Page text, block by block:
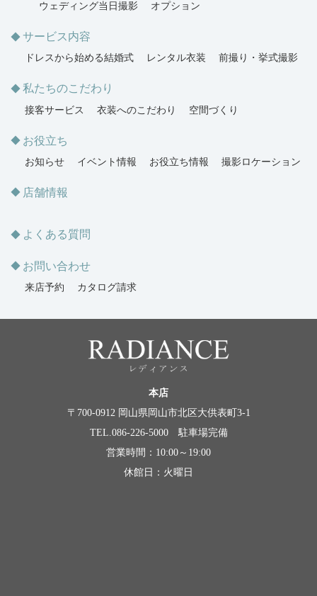
ウェディング当日撮影
オプション
サービス内容
ドレスから始める結婚式 レンタル衣装 前撮り・挙式撮影
私たちのこだわり
接客サービス 衣装へのこだわり 空間づくり
お役立ち
お知らせ イベント情報 お役立ち情報 撮影ロケーション
店舗情報
よくある質問
お問い合わせ
来店予約 カタログ請求
本店
〒700-0912 岡山県岡山市北区大供表町3-1
TEL.086-226-5000 駐車場完備
営業時間：10:00～19:00
休館日：火曜日